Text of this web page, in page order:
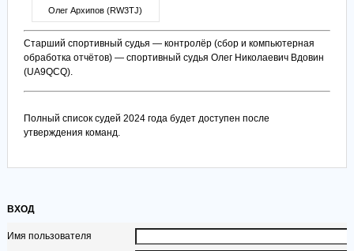
Олег Архипов (RW3TJ)
Старший спортивный судья — контролёр (сбор и компьютерная
обработка отчётов) — спортивный судья Олег Николаевич Вдовин
(UA9QCQ).
Полный список судей 2024 года будет доступен после
утверждения команд.
ВХОД
Имя пользователя